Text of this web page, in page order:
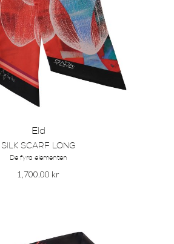
Eld
SILK SCARF LONG
De fyra elementen
1,700.00 kr